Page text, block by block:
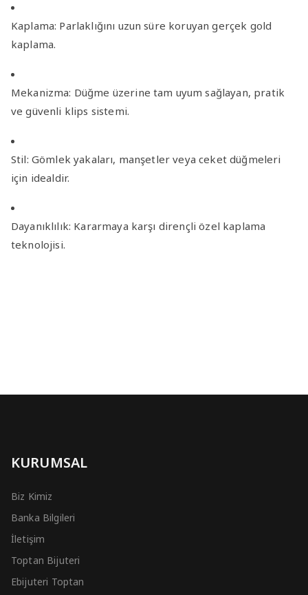
Kaplama: Parlaklığını uzun süre koruyan gerçek gold
kaplama.
Mekanizma: Düğme üzerine tam uyum sağlayan, pratik
ve güvenli klips sistemi.
Stil: Gömlek yakaları, manşetler veya ceket düğmeleri
için idealdir.
Dayanıklılık: Kararmaya karşı dirençli özel kaplama
teknolojisi.
KURUMSAL
Biz Kimiz
Banka Bilgileri
İletişim
Toptan Bijuteri
Ebijuteri Toptan